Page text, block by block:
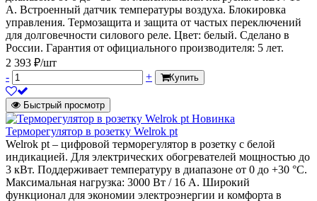
А. Встроенный датчик температуры воздуха. Блокировка
управления. Термозащита и защита от частых переключений
для долговечности силового реле. Цвет: белый. Сделано в
России. Гарантия от официального производителя: 5 лет.
2 393 ₽/шт
-
+ Купить
Быстрый просмотр
Новинка
Терморегулятор в розетку Welrok pt
Welrok pt – цифровой терморегулятор в розетку с белой
индикацией. Для электрических обогревателей мощностью до
3 кВт. Поддерживает температуру в диапазоне от 0 до +30 °С.
Максимальная нагрузка: 3000 Вт / 16 А. Широкий
функционал для экономии электроэнергии и комфорта в